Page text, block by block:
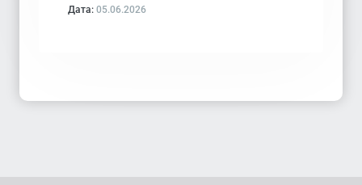
Дата: 05.06.2026